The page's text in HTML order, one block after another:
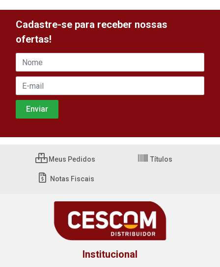
Cadastre-se para receber nossas
ofertas!
Meus Pedidos Títulos
Notas Fiscais
Institucional